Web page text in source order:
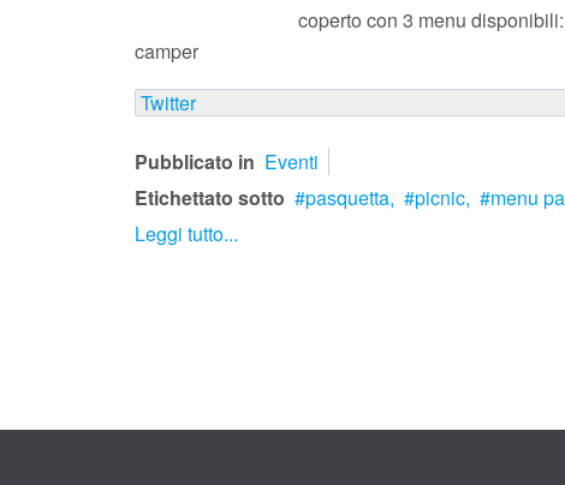
coperto con 3 menu
camper
Twitter
Pubblicato in Eventi
Etichettato sotto
pasquetta, picnic, menu
Leggi tutto...